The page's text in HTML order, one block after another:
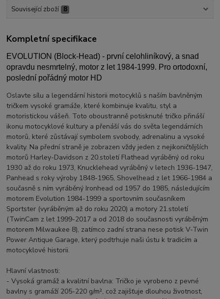
Související zboží 8
Kompletní specifikace
EVOLUTION (Block-Head) - první celohliníkový, a snad
opravdu nesmrtelný, motor z let 1984-1999. Pro ortodoxní,
poslední pořádný motor HD
Oslavte sílu a legendární historii motocyklů s naším bavlněným
tričkem vysoké gramáže, které kombinuje kvalitu, styl a
motoristickou vášeň. Toto oboustranně potisknuté tričko přináší
ikonu motocyklové kultury a přenáší vás do světa legendárních
motorů, které zůstávají symbolem svobody, adrenalinu a vysoké
kvality. Na přední straně je zobrazen vždy jeden z nejikoničtějších
motorů Harley-Davidson z 20.století Flathead vyráběný od roku
1930 až do roku 1973, Knucklehead vyráběný v letech 1936-1947,
Panhead s roky výroby 1848-1965, Shovelhead z let 1966-1984 a
současně s ním vyráběný Ironhead od 1957 do 1985, následujícím
motorem Evolution 1984-1999 a sportovním současníkem
Sportster (vyráběným až do roku 2020) a motory 21.století
(TwinCam z let 1999-2017 a od 2018 do současnosti vyráběným
motorem Milwaukee 8), zatímco zadní strana nese potisk V-Twin
Power Antique Garage, který podtrhuje naši ústu k tradicím a
motocyklové historii.
Hlavní vlastnosti:
- Vysoká gramáž a kvalitní bavlna: Tričko je vyrobeno z pevné
bavlny s gramáží 205-220 g/m², což zajišťuje dlouhou životnost,